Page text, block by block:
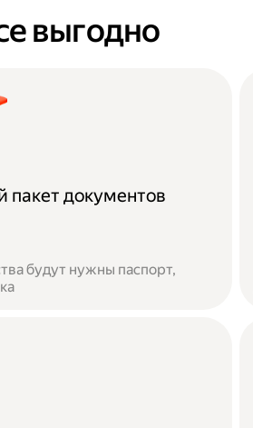
выгодно
документов
будут нужны паспорт,